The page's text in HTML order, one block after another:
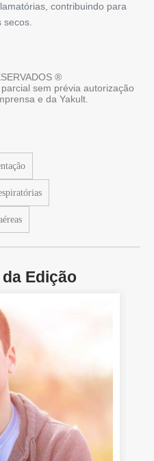
contribuindo para
secos.
®
sem prévia autorização
e da Yakult.
Edição